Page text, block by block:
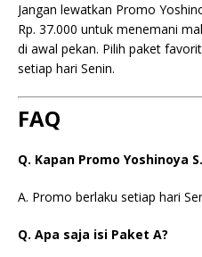
Jangan lewatkan Promo
Rp. 37.000 untuk menemani
di awal pekan. Pilih paket
setiap hari Senin.
FAQ
Q. Kapan Promo Yoshinoya
A. Promo berlaku setiap hari
Q. Apa saja isi Paket A?